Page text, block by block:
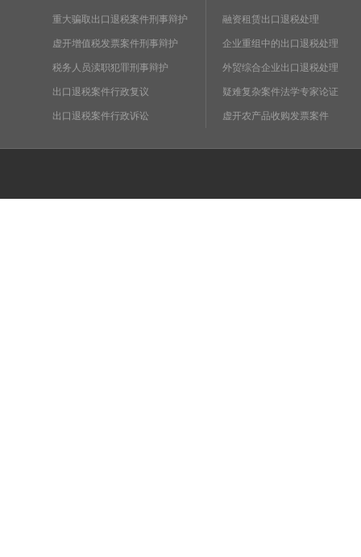
重大骗取出口退税案件刑事辩护
虚开增值税发票案件刑事辩护
税务人员渎职犯罪刑事辩护
出口退税案件行政复议
出口退税案件行政诉讼
融资租赁出口退税处理
企业重组中的出口退税处理
外贸综合企业出口退税处理
疑难复杂案件法学专家论证
虚开农产品收购发票案件